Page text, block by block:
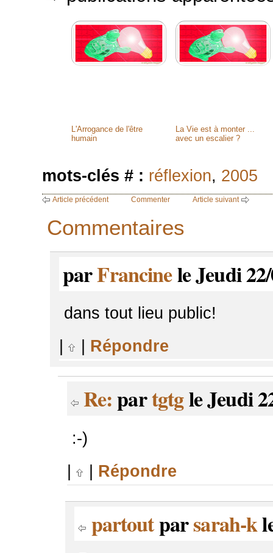
L'Arrogance de l'être
humain
La Vie est à monter ...
avec un escalier ?
mots-clés # : réflexion, 2005
Article précédent Commenter Article suivant
Commentaires
parFrancinele Jeudi
dans tout lieu public!
Répondre
Re:partgtgle Jeudi
:-)
Répondre
partoutparsarah-k